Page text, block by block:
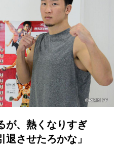
が、熱くなりすぎ
させたろかな」